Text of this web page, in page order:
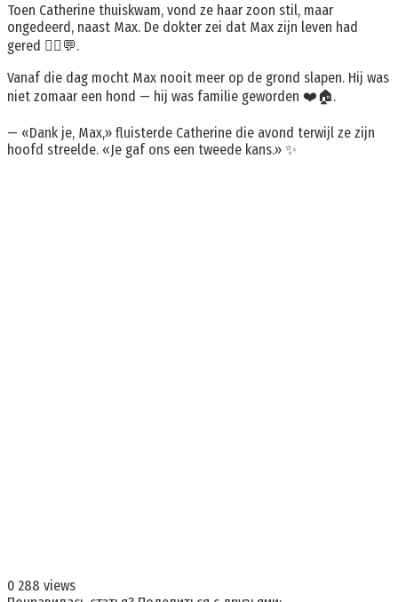
Toen Catherine thuiskwam, vond ze haar zoon stil, maar
ongedeerd, naast Max. De dokter zei dat Max zijn leven had
gered 👨‍⚕️💬.
Vanaf die dag mocht Max nooit meer op de grond slapen. Hij was
niet zomaar een hond — hij was familie geworden ❤️🏠.
— «Dank je, Max,» fluisterde Catherine die avond terwijl ze zijn
hoofd streelde. «Je gaf ons een tweede kans.» ✨
0 288 views